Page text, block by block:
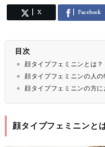
X Facebook
目次
顔タイプフェミニンとは？
顔タイプフェミニンの人
顔タイプフェミニンの方
顔タイプフェミニンと